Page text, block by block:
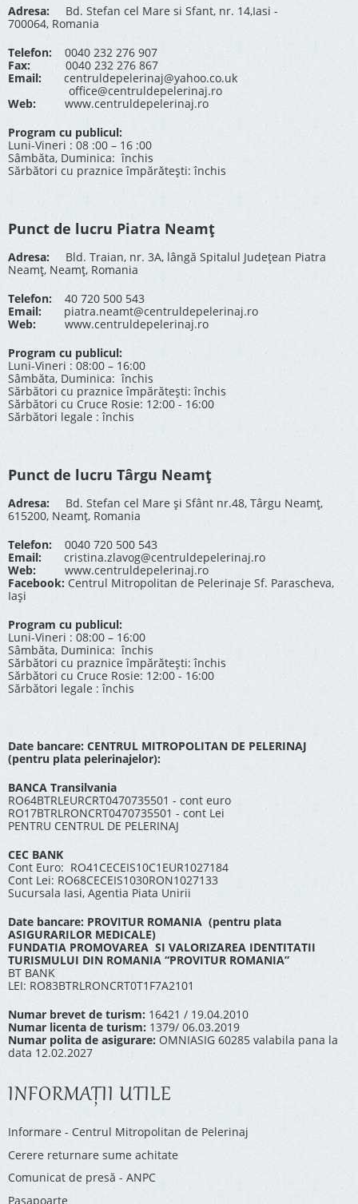
Adresa: Bd. Stefan cel Mare si Sfant, nr. 14,Iasi -
700064, Romania
Telefon: 0040 232 276 907
Fax: 0040 232 276 867
Email:
centruldepelerinaj@yahoo.co.uk
office@centruldepelerinaj.ro
Web:
www.centruldepelerinaj.ro
Program cu publicul:
Luni-Vineri : 08 :00 – 16 :00
Sâmbăta, Duminica: închis
Sărbători cu praznice împărătești: închis
Punct de lucru Piatra Neamț
Adresa: Bld. Traian, nr. 3A, lângă Spitalul Județean Piatra
Neamț, Neamț, Romania
Telefon:40 720 500 543
Email:
piatra.neamt@centruldepelerinaj.ro
Web:
www.centruldepelerinaj.ro
Program cu publicul:
Luni-Vineri : 08:00 – 16:00
Sâmbăta, Duminica: închis
Sărbători cu praznice împărătești: închis
Sărbători cu Cruce Rosie: 12:00 - 16:00
Sărbători legale : închis
Punct de lucru Târgu Neamț
Adresa: Bd. Stefan cel Mare și Sfânt nr.48, Târgu Neamț,
615200, Neamț, Romania
Telefon: 0040 720 500 543
Email:
cristina.zlavog@centruldepelerinaj.ro
Web:
www.centruldepelerinaj.ro
Facebook: Centrul Mitropolitan de Pelerinaje Sf. Parascheva,
Iași
Program cu publicul:
Luni-Vineri : 08:00 – 16:00
Sâmbăta, Duminica: închis
Sărbători cu praznice împărătești: închis
Sărbători cu Cruce Rosie: 12:00 - 16:00
Sărbători legale : închis
Date bancare: CENTRUL MITROPOLITAN DE PELERINAJ
(pentru plata pelerinajelor):
BANCA Transilvania
RO64BTRLEURCRT0470735501 - cont euro
RO17BTRLRONCRT0470735501 - cont Lei
PENTRU CENTRUL DE PELERINAJ
CEC BANK
Cont Euro: RO41CECEIS10C1EUR1027184
Cont Lei: RO68CECEIS1030RON1027133
Sucursala Iasi, Agentia Piata Unirii
Date bancare: PROVITUR ROMANIA (pentru plata
ASIGURARILOR MEDICALE)
FUNDATIA PROMOVAREA SI VALORIZAREA IDENTITATII
TURISMULUI DIN ROMANIA “PROVITUR ROMANIA”
BT BANK
LEI: RO83BTRLRONCRT0T1F7A2101
Numar brevet de turism: 16421 / 19.04.2010
Numar licenta de turism: 1379/ 06.03.2019
Numar polita de asigurare: OMNIASIG 60285 valabila pana la
data 12.02.2027
INFORMAŢII UTILE
Informare - Centrul Mitropolitan de Pelerinaj
Cerere returnare sume achitate
Comunicat de presă - ANPC
Pașapoarte